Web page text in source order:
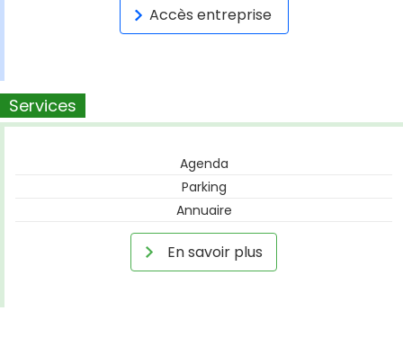
Accès entreprise
Services
Agenda
Parking
Annuaire
En savoir plus